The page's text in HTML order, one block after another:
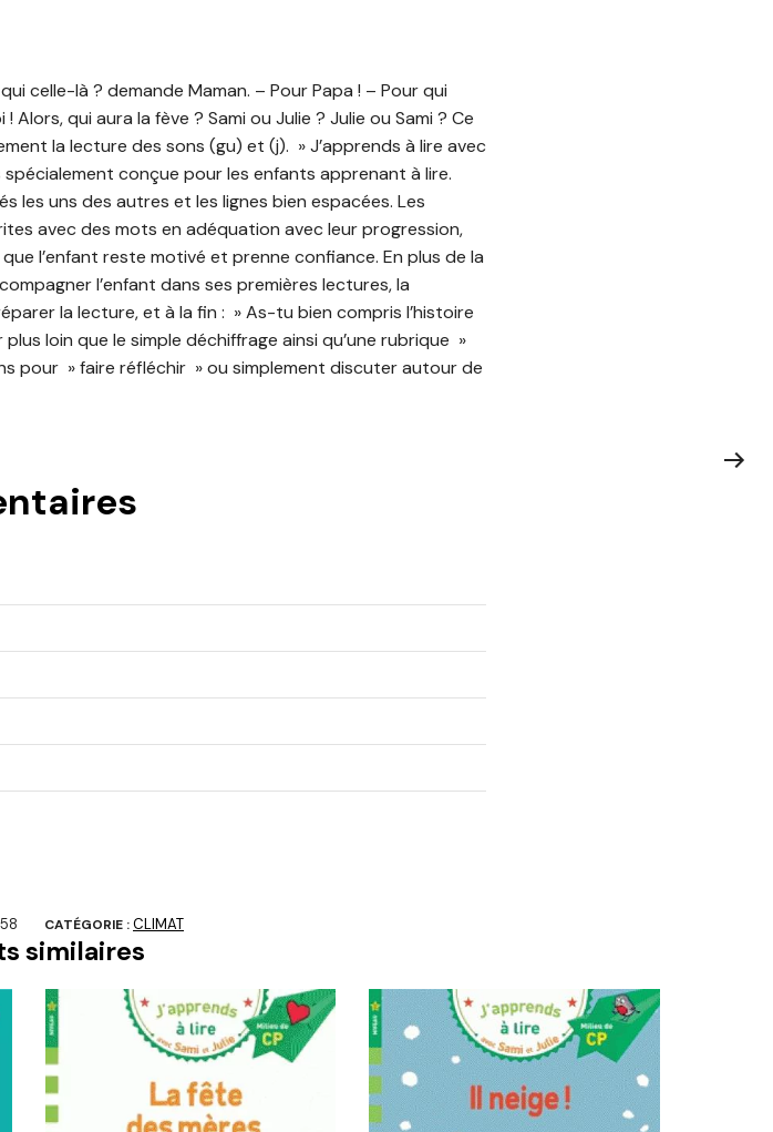
celle-là ? demande Maman. – Pour Papa ! – Pour qui
qui aura la fève ? Sami ou Julie ? Julie ou Sami ? Ce
la lecture des sons (gu) et (j). » J’apprends à lire avec
conçue pour les enfants apprenant à lire.
uns des autres et les lignes bien espacées. Les
avec des mots en adéquation avec leur progression,
l’enfant reste motivé et prenne confiance. En plus de la
l’enfant dans ses premières lectures, la
la lecture, et à la fin : » As-tu bien compris l’histoire
loin que le simple déchiffrage ainsi qu’une rubrique »
pour » faire réfléchir » ou simplement discuter autour de
CATÉGORIE :CLIMAT
similaires